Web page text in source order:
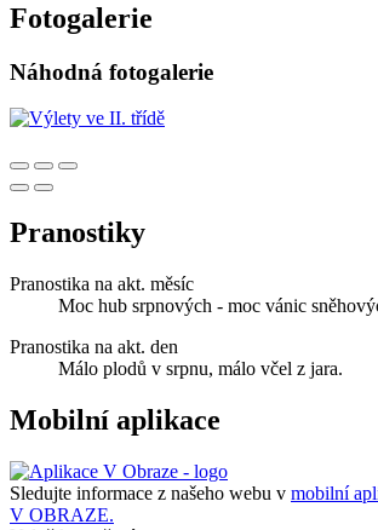
Fotogalerie
Náhodná fotogalerie
Pranostiky
Pranostika na akt. měsíc
Moc hub srpnových - moc vánic
Pranostika na akt. den
Málo plodů v srpnu, málo včel z jara.
Mobilní aplikace
Sledujte informace z našeho webu v mobilní
V OBRAZE.